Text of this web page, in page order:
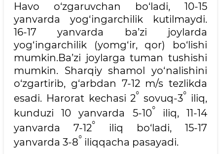
Havo o‘zgaruvchan bo‘ladi, 10-15
yanvarda yog‘ingarchilik kutilmaydi.
16-17 yanvarda ba’zi joylarda
yog‘ingarchilik (yomg‘ir, qor) bo‘lishi
mumkin.Ba’zi joylarga tuman tushishi
mumkin. Sharqiy shamol yo‘nalishini
o‘zgartirib, g‘arbdan 7-12 m/s tezlikda
esadi. Harorat kechasi 2° sovuq-3° iliq,
kunduzi 10 yanvarda 5-10° iliq, 11-14
yanvarda 7-12°
iliq bo‘ladi, 15-17
yanvarda 3-8° iliqqacha pasayadi.